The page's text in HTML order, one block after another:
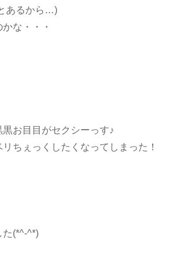
あるから…)
な・・・
お目目がセクシーっす♪
ちぇっくしたくなってしまった！
た(*^-^*)